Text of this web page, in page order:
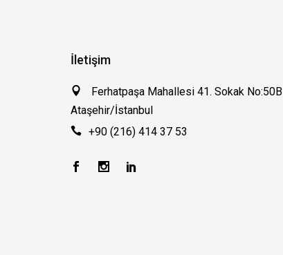
İletişim
Ferhatpaşa Mahallesi 41. Sokak No:50B
Ataşehir/İstanbul
+90 (216) 414 37 53